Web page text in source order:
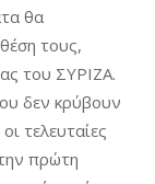
θα
τους,
του ΣΥΡΙΖΑ.
δεν κρύβουν
τελευταίες
πρώτη